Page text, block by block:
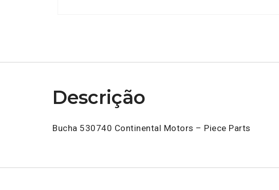
Descrição
Bucha 530740 Continental Motors – Piece Parts